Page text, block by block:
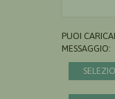
PUOI
MESSAGGIO: